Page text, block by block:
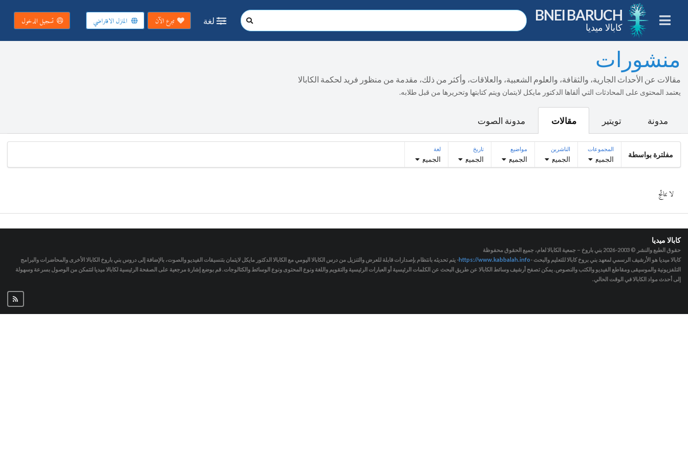
BNEI BARUCH
كابالا ميديا
لغة تبرع الآن المنزل الافتراضي تسجيل الدخول
منشورات
مقالات عن الأحداث الجارية، والثقافة، والعلوم الشعبية، والعلاقات، وأكثر من ذلك، مقدمة من منظور فريد لحكمة الكابالا
يعتمد المحتوى على المحادثات التي ألقاها الدكتور مايكل لايتمان ويتم كتابتها وتحريرها من قبل طلابه.
مدونة تويتير مقالات مدونة الصوت
مفلترة بواسطة
المجموعات
الجميع
الناشرين
الجميع
مواضيع
الجميع
تاريخ
الجميع
لغة
الجميع
لا نتائج
كابالا ميديا
حقوق الطبع والنشر © 2003-2026
بني باروخ – جمعية الكابالا لعام، جميع الحقوق محفوظة
كابالا ميديا هو الأرشيف الرسمي لمعهد بني بروخ كابالا للتعليم والبحث -https://www.kabbalah.info- يتم تحديثه بانتظام بإصدارات قابلة للعرض والتنزيل من درس الكابالا اليومي مع الكابالا الدكتور مايكل لايتمان بتنسيقات الفيديو والصوت، بالإضافة إلى دروس بني باروخ الكابالا الأخرى والمحاضرات والبرامج
التلفزيونية والموسيقى ومقاطع الفيديو والكتب والنصوص. يمكن تصفح أرشيف وسائط الكابالا عن طريق البحث عن الكلمات الرئيسية أو العبارات الرئيسية والتقويم واللغة ونوع المحتوى ونوع الوسائط والكتالوجات. قم بوضع إشارة مرجعية على الصفحة الرئيسية لكابالا ميديا لتتمكن من الوصول بسرعة وسهولة
إلى أحدث مواد الكابالا في الوقت الحالي.